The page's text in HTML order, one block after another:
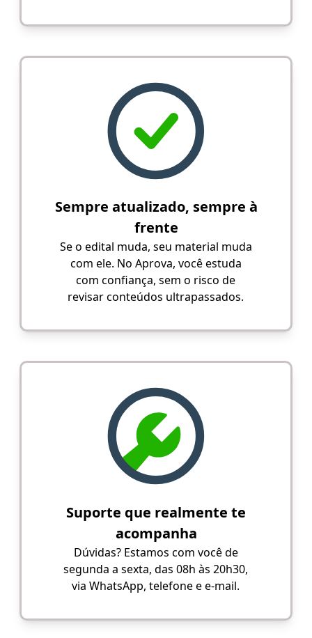
Sempre atualizado, sempre à
frente
Se o edital muda, seu material muda
com ele. No Aprova, você estuda
com confiança, sem o risco de
revisar conteúdos ultrapassados.
Suporte que realmente te
acompanha
Dúvidas? Estamos com você de
segunda a sexta, das 08h às 20h30,
via WhatsApp, telefone e e-mail.